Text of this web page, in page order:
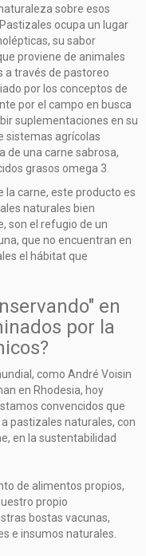
sobre esos
ocupa un lugar
su sabor
proviene de animales
a través de pastoreo
por los conceptos de
por el campo en busca
suplementaciones en su
sistemas agrícolas
de una carne sabrosa,
grasos omega 3.
la carne, este producto es
naturales bien
son el refugio de un
que no encuentran en
el hábitat que
en
por la
como André Voisin
en Rhodesia, hoy
convencidos que
pastizales naturales, con
en la sustentabilidad
de alimentos propios,
propio
bostas vacunas,
e insumos naturales.